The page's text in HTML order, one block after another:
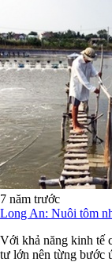
7 năm trước
Long An: Nuôi tôm
Với khả năng kinh tế
tư lớn nên từng bước